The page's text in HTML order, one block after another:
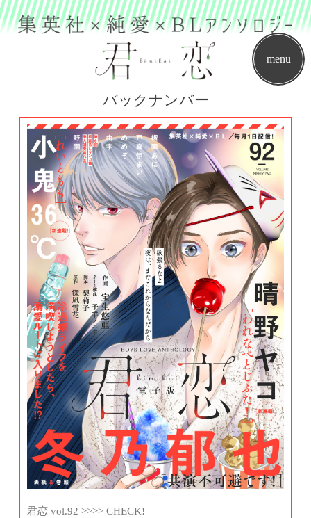
menu
バックナンバー
君恋 vol.92 >>>> CHECK!